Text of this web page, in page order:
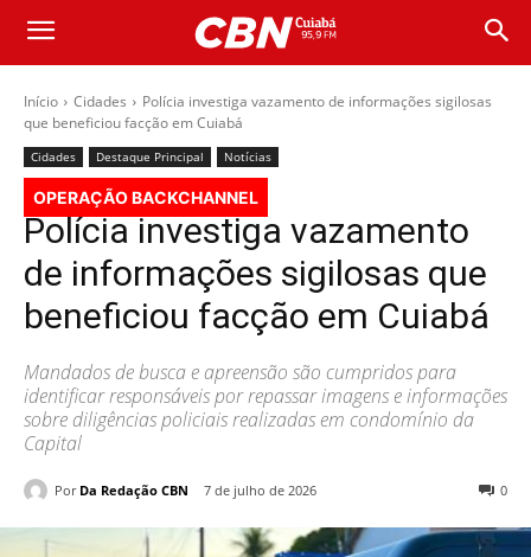
Início Cidades
Polícia investiga vazamento de informações sigilosas
que beneficiou facção em Cuiabá
Cidades Destaque Principal Notícias
OPERAÇÃO BACKCHANNEL
Polícia investiga vazamento
de informações sigilosas que
beneficiou facção em Cuiabá
Mandados de busca e apreensão são cumpridos para
identificar responsáveis por repassar imagens e informações
sobre diligências policiais realizadas em condomínio da
Capital
Por Da Redação CBN 7 de julho de 2026 0